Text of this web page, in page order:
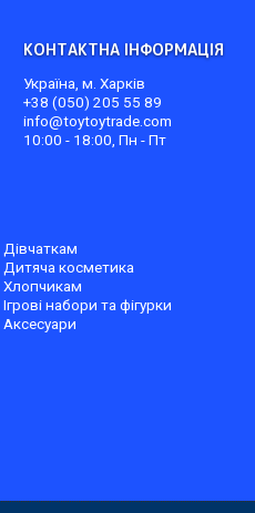
КОНТАКТНА ІНФОРМАЦІЯ
Україна, м. Харків
+38 (050) 205 55 89
info@toytoytrade.com
10:00 - 18:00, Пн - Пт
Дівчаткам
Дитяча косметика
Хлопчикам
Ігрові набори та фігурки
Аксесуари